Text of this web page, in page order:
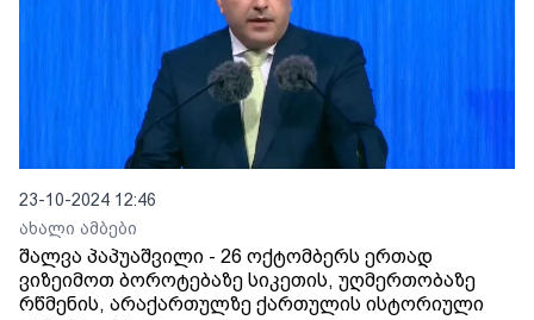
23-10-2024 12:46
ახალი ამბები
შალვა პაპუაშვილი - 26 ოქტომბერს ერთად
ვიზეიმოთ ბოროტებაზე სიკეთის, უღმერთობაზე
რწმენის, არაქართულზე ქართულის ისტორიული